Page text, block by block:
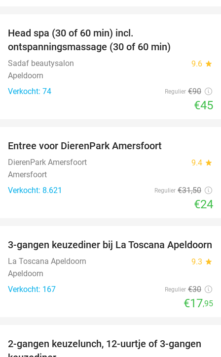
Head spa (30 of 60 min) incl.
ontspanningsmassage (30 of 60 min)
Sadaf beautysalon 9.6 star
Apeldoorn
Verkocht: 74
Regulier €90
€45
Entree voor DierenPark Amersfoort
DierenPark Amersfoort 9.4 star
Amersfoort
Verkocht: 8.621
Regulier €31,50
€24
40%
3-gangen keuzediner bij La Toscana Apeldoorn
La Toscana Apeldoorn 9.3 star
Apeldoorn
Verkocht: 167
Regulier €30
€17,95
43%
2-gangen keuzelunch, 12-uurtje of 3-gangen